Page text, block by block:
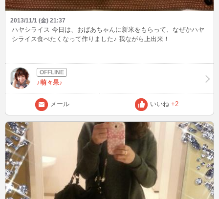
2013/11/1 (金) 21:37
ハヤシライス 今日は、おばあちゃんに新米をもらって、なぜかハヤ
シライス食べたくなって作りました♪ 我ながら上出来！
♪萌々果♪
メール いいね +2